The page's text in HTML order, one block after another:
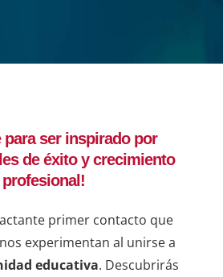
para ser inspirado por
de éxito y crecimiento
profesional!
primer contacto que
experimentan al unirse a
educativa. Descubrirás